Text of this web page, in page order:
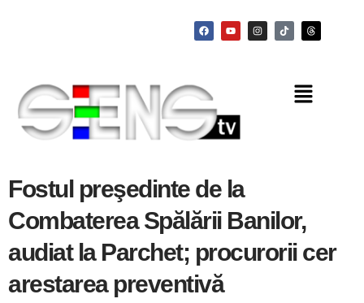
Fostul preşedinte de la
Combaterea Spălării Banilor,
audiat la Parchet; procurorii cer
arestarea preventivă